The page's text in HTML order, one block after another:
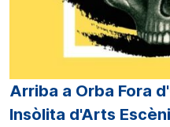
Arriba a Orba Fora
Insòlita d'Arts